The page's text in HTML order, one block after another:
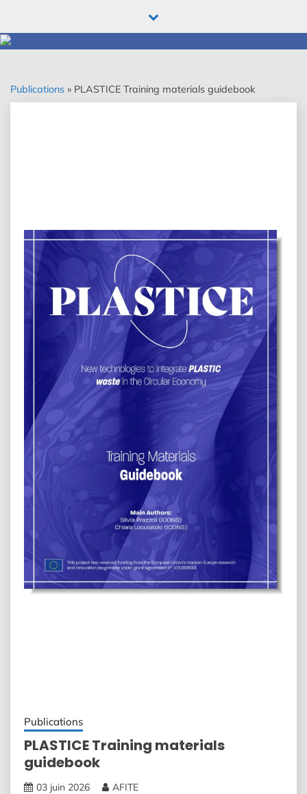
content
Publications » PLASTICE Training materials guidebook
Publications
PLASTICE Training materials
guidebook
03 juin 2026 AFITE